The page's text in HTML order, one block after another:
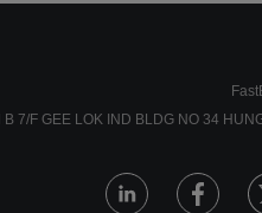
RM B 7/F GEE LOK IND BLDG NO 34